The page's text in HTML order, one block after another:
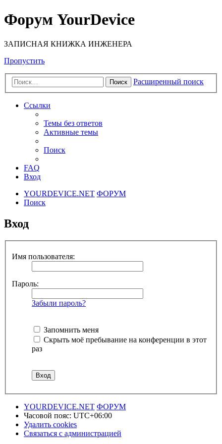
Форум YourDevice
ЗАПИСНАЯ КНИЖКА ИНЖЕНЕРА
Пропустить
Поиск Расширенный поиск
Ссылки
Темы без ответов
Активные темы
Поиск
FAQ
Вход
YOURDEVICE.NET ФОРУМ
Поиск
Вход
Имя пользователя:
Пароль:
Забыли пароль?
Запомнить меня
Скрыть моё пребывание на конференции в этот
раз
YOURDEVICE.NET ФОРУМ
Часовой пояс: UTC+06:00
Удалить cookies
Связаться с администрацией